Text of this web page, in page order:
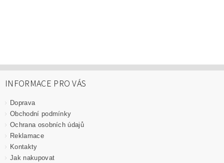
INFORMACE PRO VÁS
Doprava
Obchodní podmínky
Ochrana osobních údajů
Reklamace
Kontakty
Jak nakupovat